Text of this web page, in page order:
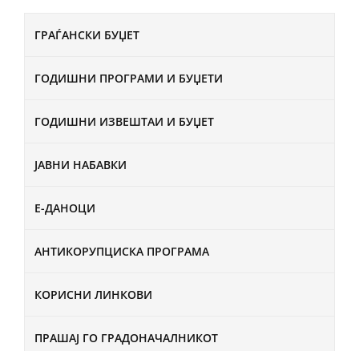
ГРАЃАНСКИ БУЏЕТ
ГОДИШНИ ПРОГРАМИ И БУЏЕТИ
ГОДИШНИ ИЗВЕШТАИ И БУЏЕТ
ЈАВНИ НАБАВКИ
Е-ДАНОЦИ
АНТИКОРУПЦИСКА ПРОГРАМА
КОРИСНИ ЛИНКОВИ
ПРАШАЈ ГО ГРАДОНАЧАЛНИКОТ